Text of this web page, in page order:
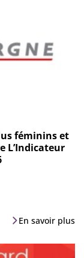
féminins et
L’Indicateur
En savoir plus